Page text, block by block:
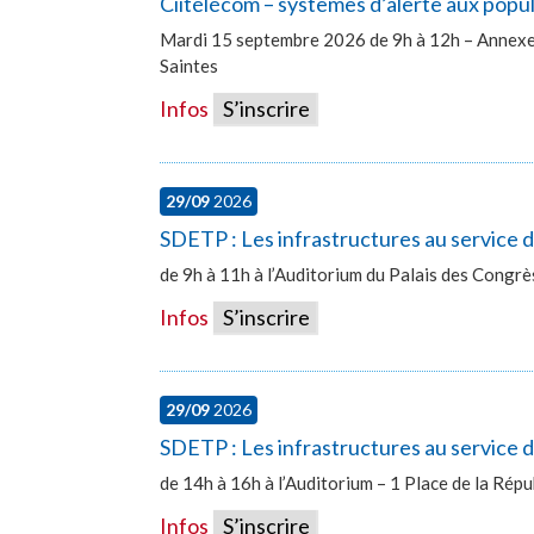
Mardi 15 septembre 2026 de 9h à 12h –
Saintes
Infos S’inscrire
29/09 2026
SDETP : Les infrastructures au service
de 9h à 11h à l’Auditorium du Palais des
Infos S’inscrire
29/09 2026
SDETP : Les infrastructures au service
de 14h à 16h à l’Auditorium – 1 Place de la
Infos S’inscrire